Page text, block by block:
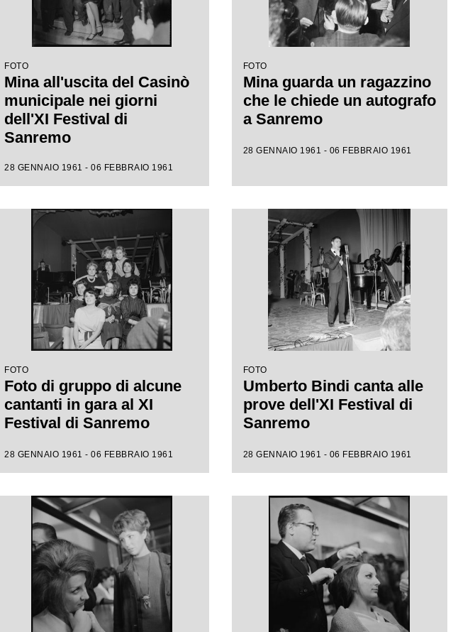
FOTO
Mina all'uscita del Casinò
municipale nei giorni
dell'XI Festival di
Sanremo
28 GENNAIO 1961 - 06 FEBBRAIO 1961
FOTO
Mina guarda un ragazzino
che le chiede un autografo
a Sanremo
28 GENNAIO 1961 - 06 FEBBRAIO 1961
FOTO
Foto di gruppo di alcune
cantanti in gara al XI
Festival di Sanremo
28 GENNAIO 1961 - 06 FEBBRAIO 1961
FOTO
Umberto Bindi canta alle
prove dell'XI Festival di
Sanremo
28 GENNAIO 1961 - 06 FEBBRAIO 1961